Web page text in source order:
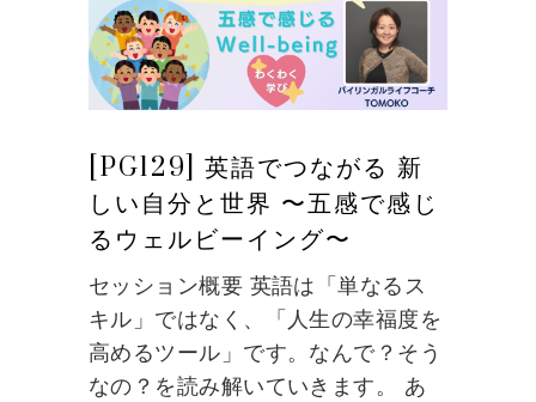
[PG129] 英語でつながる 新
しい自分と世界 〜五感で感じ
るウェルビーイング〜
セッション概要 英語は「単なるス
キル」ではなく、「人生の幸福度を
高めるツール」です。なんで？そう
なの？を読み解いていきます。 あ